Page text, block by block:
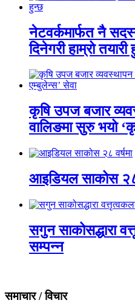
नेटवर्कमार्फत नै
दिनेगरी हाम्रो तयारी
कृषि उपज बजार
वालिङमा सुरु भयो
आइडियल साकोस २८
सगुन साकोसद्धारा
सम्पन्न
समाचार / विचार